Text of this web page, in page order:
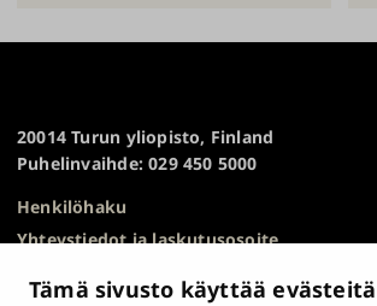
Tämä sivusto käyttää evästeitä
20014 Turun yliopisto, Finland
Puhelinvaihde: 029 450 5000
Henkilöhaku
Yhteystiedot ja laskutusosoite